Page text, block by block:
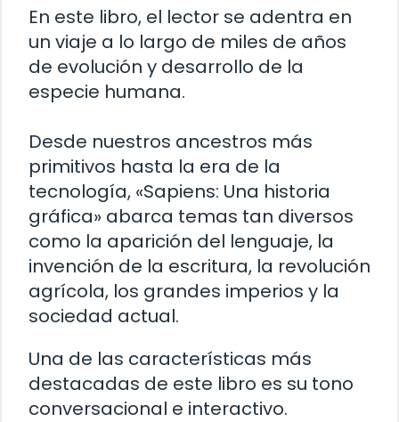
En este libro, el lector se adentra en
un viaje a lo largo de miles de años
de evolución y desarrollo de la
especie humana.
Desde nuestros ancestros más
primitivos hasta la era de la
tecnología, «Sapiens: Una historia
gráfica» abarca temas tan diversos
como la aparición del lenguaje, la
invención de la escritura, la revolución
agrícola, los grandes imperios y la
sociedad actual.
Una de las características más
destacadas de este libro es su tono
conversacional e interactivo.